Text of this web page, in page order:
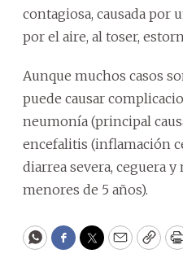
contagiosa, causada por
por el aire, al toser,
Aunque muchos casos
puede causar
neumonía (principal
encefalitis (inflamación
diarrea severa, ceguera
menores de 5 años).
WhatsApp
Facebook
Twitter
Email